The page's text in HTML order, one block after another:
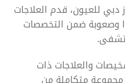
للعيون، قدم العلاجات
وصعوبة ضمن التخصصات
والعلاجات ذات